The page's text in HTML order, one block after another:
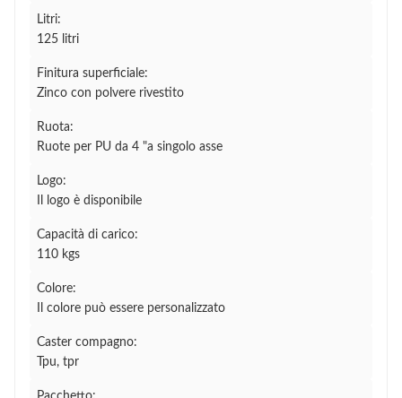
Litri:
125 litri
Finitura superficiale:
Zinco con polvere rivestito
Ruota:
Ruote per PU da 4 "a singolo asse
Logo:
Il logo è disponibile
Capacità di carico:
110 kgs
Colore:
Il colore può essere personalizzato
Caster compagno:
Tpu, tpr